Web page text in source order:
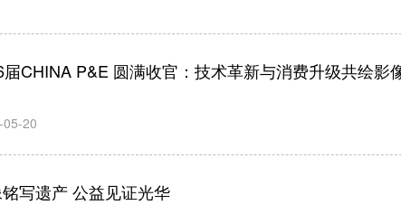
CHINA P&E 圆满收官：技术革新与消费升级共绘影
20
写遗产 公益见证光华